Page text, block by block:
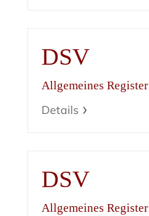
DSV
Allgemeines
Details
DSV
Allgemeines